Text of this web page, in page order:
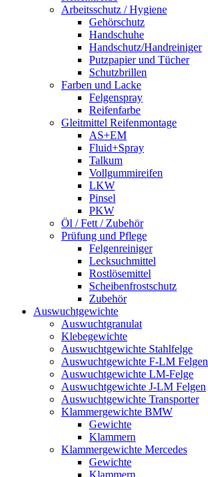
Arbeitsschutz / Hygiene
Gehörschutz
Handschuhe
Handschutz/Handreiniger
Putzpapier und Tücher
Schutzbrillen
Farben und Lacke
Felgenspray
Reifenfarbe
Gleitmittel Reifenmontage
AS+EM
Fluid+Spray
Talkum
Vollgummireifen
LKW
Pinsel
PKW
Öl / Fett / Zubehör
Prüfung und Pflege
Felgenreiniger
Lecksuchmittel
Rostlösemittel
Scheibenfrostschutz
Zubehör
Auswuchtgewichte
Auswuchtgranulat
Klebegewichte
Auswuchtgewichte Stahlfelge
Auswuchtgewichte F-LM Felgen
Auswuchtgewichte LM-Felge
Auswuchtgewichte J-LM Felgen
Auswuchtgewichte Transporter
Klammergewichte BMW
Gewichte
Klammern
Klammergewichte Mercedes
Gewichte
Klammern